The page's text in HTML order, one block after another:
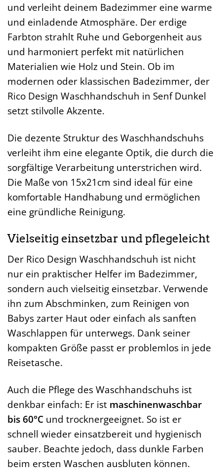
und verleiht deinem Badezimmer eine warme
und einladende Atmosphäre. Der erdige
Farbton strahlt Ruhe und Geborgenheit aus
und harmoniert perfekt mit natürlichen
Materialien wie Holz und Stein. Ob im
modernen oder klassischen Badezimmer, der
Rico Design Waschhandschuh in Senf Dunkel
setzt stilvolle Akzente.
Die dezente Struktur des Waschhandschuhs
verleiht ihm eine elegante Optik, die durch die
sorgfältige Verarbeitung unterstrichen wird.
Die Maße von 15x21cm sind ideal für eine
komfortable Handhabung und ermöglichen
eine gründliche Reinigung.
Vielseitig einsetzbar und pflegeleicht
Der Rico Design Waschhandschuh ist nicht
nur ein praktischer Helfer im Badezimmer,
sondern auch vielseitig einsetzbar. Verwende
ihn zum Abschminken, zum Reinigen von
Babys zarter Haut oder einfach als sanften
Waschlappen für unterwegs. Dank seiner
kompakten Größe passt er problemlos in jede
Reisetasche.
Auch die Pflege des Waschhandschuhs ist
denkbar einfach: Er ist maschinenwaschbar
bis 60°C und trocknergeeignet. So ist er
schnell wieder einsatzbereit und hygienisch
sauber. Beachte jedoch, dass dunkle Farben
beim ersten Waschen ausbluten können.